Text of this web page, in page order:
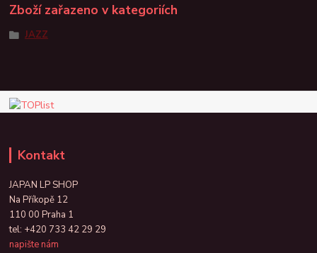
Zboží zařazeno v kategoriích
JAZZ
Kontakt
JAPAN LP SHOP
Na Příkopě 12
110 00 Praha 1
tel: +420 733 42 29 29
napište nám